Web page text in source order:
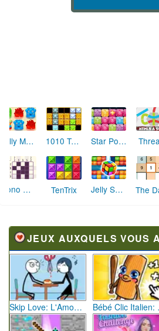
Jelly Madness 2 1010 Treasures Star Pops
Nono Cross TenTrix Jelly Splash
JEUX AUXQUELS VOUS
Skip Love: L'Amour en Péril Bébé